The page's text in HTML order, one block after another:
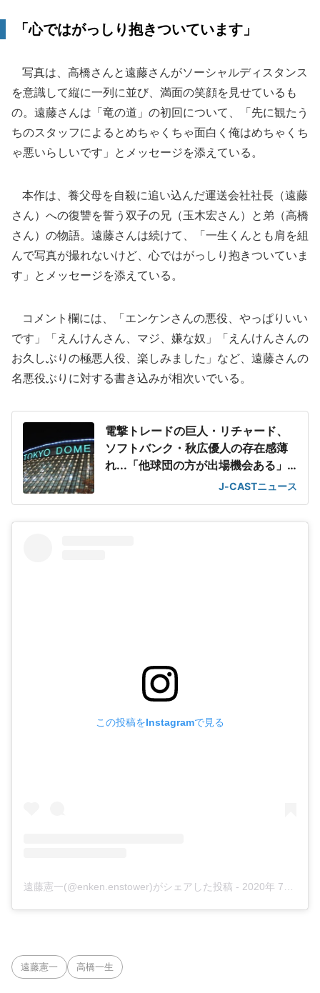
「心ではがっしり抱きついています」
写真は、高橋さんと遠藤さんがソーシャルディスタンス
を意識して縦に一列に並び、満面の笑顔を見せているも
の。遠藤さんは「竜の道」の初回について、「先に観たう
ちのスタッフによるとめちゃくちゃ面白く俺はめちゃくち
ゃ悪いらしいです」とメッセージを添えている。
本作は、養父母を自殺に追い込んだ運送会社社長（遠藤
さん）への復讐を誓う双子の兄（玉木宏さん）と弟（高橋
さん）の物語。遠藤さんは続けて、「一生くんとも肩を組
んで写真が撮れないけど、心ではがっしり抱きついていま
す」とメッセージを添えている。
コメント欄には、「エンケンさんの悪役、やっぱりいい
です」「えんけんさん、マジ、嫌な奴」「えんけんさんの
お久しぶりの極悪人役、楽しみました」など、遠藤さんの
名悪役ぶりに対する書き込みが相次いでいる。
電撃トレードの巨人・リチャード、
ソフトバンク・秋広優人の存在感薄
れ...「他球団の方が出場機会ある」
J-CASTニュース
この投稿をInstagramで見る
遠藤憲一(@enken.enstower)がシェアした投稿 - 2020年 7月月28日午前4時12分PDT
遠藤憲一 高橋一生